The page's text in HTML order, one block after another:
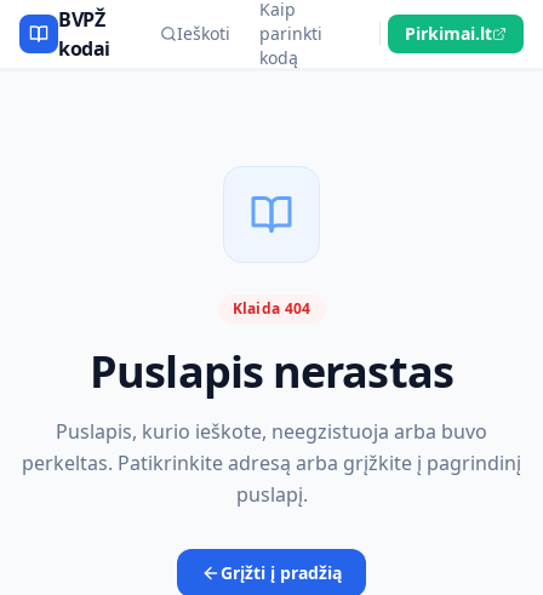
BVPŽ
kodai
Ieškoti
Kaip
parinkti
kodą
Pirkimai.lt
Klaida 404
Puslapis nerastas
Puslapis, kurio ieškote, neegzistuoja arba buvo
perkeltas. Patikrinkite adresą arba grįžkite į pagrindinį
puslapį.
Grįžti į pradžią